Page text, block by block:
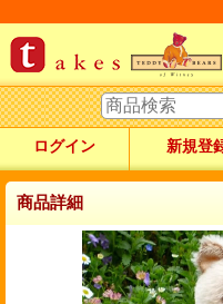
ログイン 新規登
商品詳細